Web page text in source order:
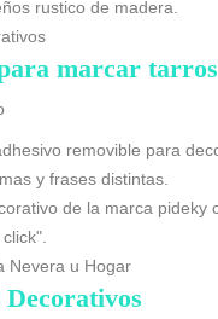
marcar tarros
Nevera u Hogar
Decorativos